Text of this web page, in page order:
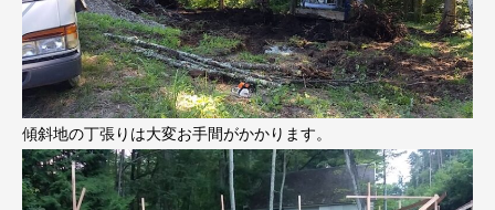
傾斜地の丁張りは大変お手間がかかります。